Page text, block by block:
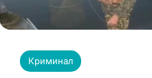
Криминал